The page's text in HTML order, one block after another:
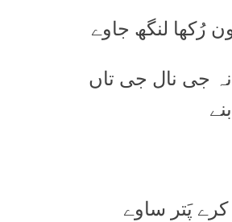
رُکھا لنگھ جاوے
نہ جی نال جی تاں
کرے پَتر ساوے